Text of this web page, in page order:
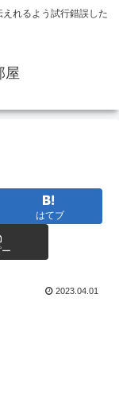
れるよう試行錯誤した
屋
はてブ
2023.04.01